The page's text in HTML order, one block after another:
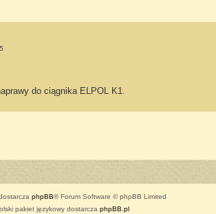
do ciągnika ELPOL K1.
phpBB® Forum Software © phpBB Limited
pakiet językowy dostarcza phpBB.pl